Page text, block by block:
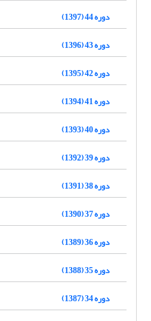
دوره 44 (1397)
دوره 43 (1396)
دوره 42 (1395)
دوره 41 (1394)
دوره 40 (1393)
دوره 39 (1392)
دوره 38 (1391)
دوره 37 (1390)
دوره 36 (1389)
دوره 35 (1388)
دوره 34 (1387)